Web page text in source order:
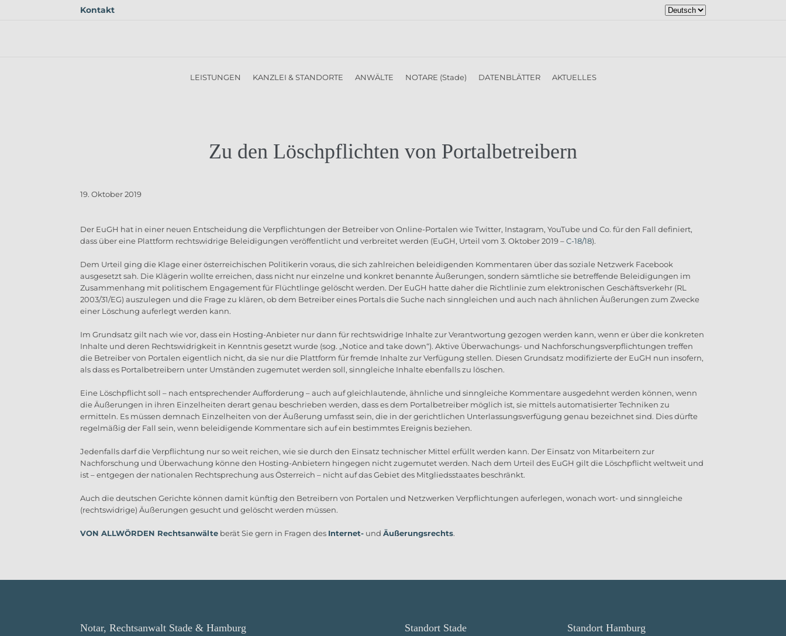
Kontakt
Sprache
LEISTUNGEN KANZLEI & STANDORTE ANWÄLTE NOTARE (Stade) DATENBLÄTTER AKTUELLES
Zu den Löschpflichten von Portalbetreibern
19. Oktober 2019
Der EuGH hat in einer neuen Entscheidung die Verpflichtungen der Betreiber von Online-Portalen wie Twitter, Instagram, YouTube und Co. für den Fall definiert,
dass über eine Plattform rechtswidrige Beleidigungen veröffentlicht und verbreitet werden (EuGH, Urteil vom 3. Oktober 2019 –C-18/18).
Dem Urteil ging die Klage einer österreichischen Politikerin voraus, die sich zahlreichen beleidigenden Kommentaren über das soziale Netzwerk Facebook
ausgesetzt sah. Die Klägerin wollte erreichen, dass nicht nur einzelne und konkret benannte Äußerungen, sondern sämtliche sie betreffende Beleidigungen im
Zusammenhang mit politischem Engagement für Flüchtlinge gelöscht werden. Der EuGH hatte daher die Richtlinie zum elektronischen Geschäftsverkehr (RL
2003/31/EG) auszulegen und die Frage zu klären, ob dem Betreiber eines Portals die Suche nach sinngleichen und auch nach ähnlichen Äußerungen zum Zwecke
einer Löschung auferlegt werden kann.
Im Grundsatz gilt nach wie vor, dass ein Hosting-Anbieter nur dann für rechtswidrige Inhalte zur Verantwortung gezogen werden kann, wenn er über die konkreten
Inhalte und deren Rechtswidrigkeit in Kenntnis gesetzt wurde (sog. „Notice and take down“). Aktive Überwachungs- und Nachforschungsverpflichtungen treffen
die Betreiber von Portalen eigentlich nicht, da sie nur die Plattform für fremde Inhalte zur Verfügung stellen. Diesen Grundsatz modifizierte der EuGH nun insofern,
als dass es Portalbetreibern unter Umständen zugemutet werden soll, sinngleiche Inhalte ebenfalls zu löschen.
Eine Löschpflicht soll – nach entsprechender Aufforderung – auch auf gleichlautende, ähnliche und sinngleiche Kommentare ausgedehnt werden können, wenn
die Äußerungen in ihren Einzelheiten derart genau beschrieben werden, dass es dem Portalbetreiber möglich ist, sie mittels automatisierter Techniken zu
ermitteln. Es müssen demnach Einzelheiten von der Äußerung umfasst sein, die in der gerichtlichen Unterlassungsverfügung genau bezeichnet sind. Dies dürfte
regelmäßig der Fall sein, wenn beleidigende Kommentare sich auf ein bestimmtes Ereignis beziehen.
Jedenfalls darf die Verpflichtung nur so weit reichen, wie sie durch den Einsatz technischer Mittel erfüllt werden kann. Der Einsatz von Mitarbeitern zur
Nachforschung und Überwachung könne den Hosting-Anbietern hingegen nicht zugemutet werden. Nach dem Urteil des EuGH gilt die Löschpflicht weltweit und
ist – entgegen der nationalen Rechtsprechung aus Österreich – nicht auf das Gebiet des Mitgliedsstaates beschränkt.
Auch die deutschen Gerichte können damit künftig den Betreibern von Portalen und Netzwerken Verpflichtungen auferlegen, wonach wort- und sinngleiche
(rechtswidrige) Äußerungen gesucht und gelöscht werden müssen.
VON ALLWÖRDEN Rechtsanwälte berät Sie gern in Fragen des Internet- und Äußerungsrechts.
Notar, Rechtsanwalt Stade & Hamburg Standort Stade Standort Hamburg